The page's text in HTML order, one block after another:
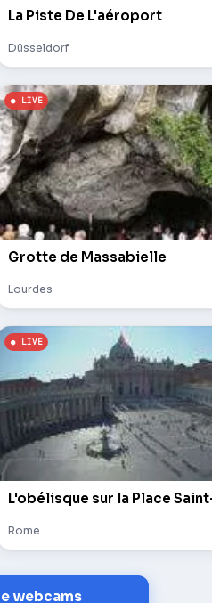
La Piste De L'aéroport
Düsseldorf
Grotte de Massabielle
Lourdes
Rome
webcams